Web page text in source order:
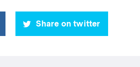
Share on twitter